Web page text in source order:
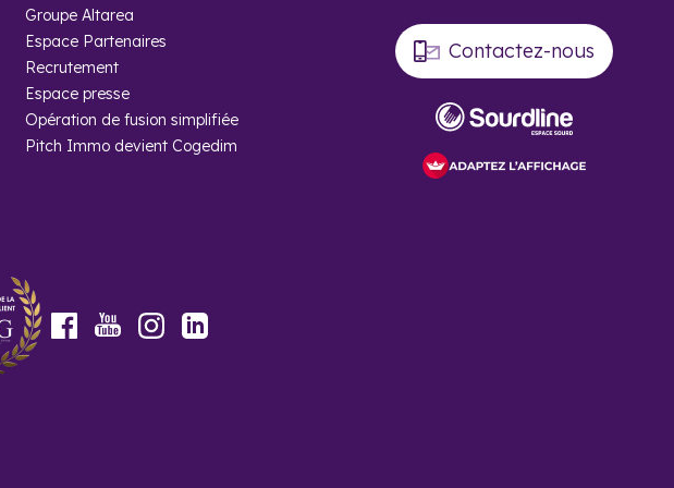
Contactez-nous
Groupe Altarea
Espace Partenaires
Recrutement
Espace presse
Opération de fusion simplifiée
Pitch Immo devient Cogedim
Facebook
YoutubeInstagramLinkedIn